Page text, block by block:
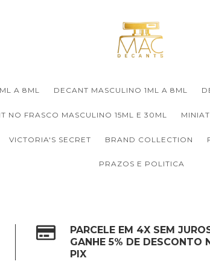
A 8ML DECANT MASCULINO 1ML A 8ML
NO FRASCO MASCULINO 15ML E 30ML
VICTORIA'S SECRET BRAND COLLECTION
PRAZOS E POLITICA
PARCELE EM 4X SEM
GANHE 5% DE DESCONTO
PIX